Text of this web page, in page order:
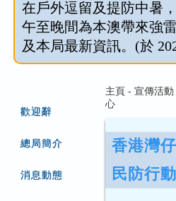
在戶外逗留及提防中暑
午至晚間為本澳帶來強
及本局最新資訊。(於
歡迎辭
總局簡介
消息動態
主頁 - 宣傳活
心
香港灣
民防行